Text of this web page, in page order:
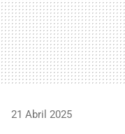
21 Abril 2025